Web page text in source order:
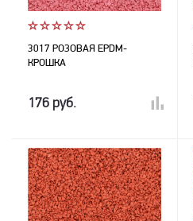
3017 РОЗОВАЯ EPDM-
КРОШКА
176 руб.